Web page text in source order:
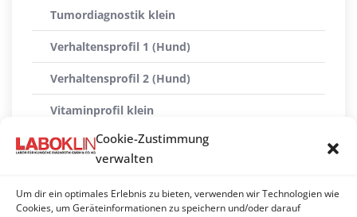
Cookie-Zustimmung
verwalten
Um dir ein optimales Erlebnis zu bieten, verwenden wir Technologien wie
Cookies, um Geräteinformationen zu speichern und/oder darauf
Tumordiagnostik klein
Verhaltensprofil 1 (Hund)
Verhaltensprofil 2 (Hund)
Vitaminprofil klein
Vitaminprofil groß
Vorsorgeprofil Schilddrüse